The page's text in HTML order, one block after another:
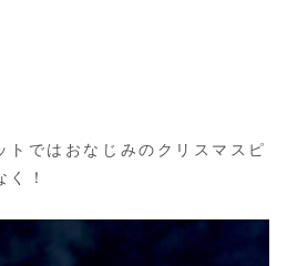
トではおなじみのクリスマスピ
！